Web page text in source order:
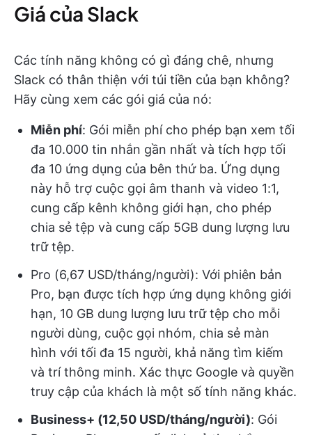
Giá của Slack
Các tính năng không có gì đáng chê, nhưng
Slack có thân thiện với túi tiền của bạn không?
Hãy cùng xem các gói giá của nó:
Miễn phí: Gói miễn phí cho phép bạn xem tối
đa 10.000 tin nhắn gần nhất và tích hợp tối
đa 10 ứng dụng của bên thứ ba. Ứng dụng
này hỗ trợ cuộc gọi âm thanh và video 1:1,
cung cấp kênh không giới hạn, cho phép
chia sẻ tệp và cung cấp 5GB dung lượng lưu
trữ tệp.
Pro (6,67 USD/tháng/người): Với phiên bản
Pro, bạn được tích hợp ứng dụng không giới
hạn, 10 GB dung lượng lưu trữ tệp cho mỗi
người dùng, cuộc gọi nhóm, chia sẻ màn
hình với tối đa 15 người, khả năng tìm kiếm
và trí thông minh. Xác thực Google và quyền
truy cập của khách là một số tính năng khác.
Business+ (12,50 USD/tháng/người): Gói